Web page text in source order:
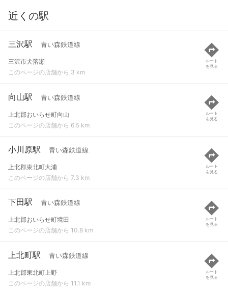
近くの駅
三沢駅 青い森鉄道線
三沢市犬落瀬
このページの店舗から 3 km
ルート
を見る
向山駅 青い森鉄道線
上北郡おいらせ町向山
このページの店舗から 6.5 km
ルート
を見る
小川原駅 青い森鉄道線
上北郡東北町大浦
このページの店舗から 7.3 km
ルート
を見る
下田駅 青い森鉄道線
上北郡おいらせ町境田
このページの店舗から 10.8 km
ルート
を見る
上北町駅 青い森鉄道線
上北郡東北町上野
このページの店舗から 11.1 km
ルート
を見る